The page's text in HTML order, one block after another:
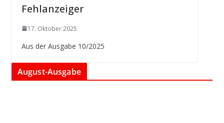
Fehlanzeiger
17. Oktober 2025
Aus der Ausgabe 10/2025
August-Ausgabe